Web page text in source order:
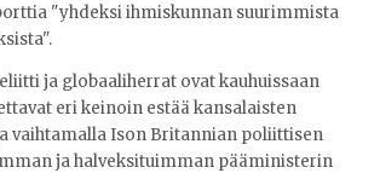
"yhdeksi ihmiskunnan suurimmista
ja globaaliherrat ovat kauhuissaan
eri keinoin estää kansalaisten
vaihtamalla Ison Britannian poliittisen
ja halveksituimman pääministerin